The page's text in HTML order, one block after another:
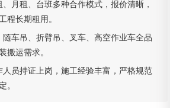
、月租、台班多种合作模式，报价清晰，
程长期租用。
随车吊、折臂吊、叉车、高空作业车全品
搬运需求。
人员持证上岗，施工经验丰富，严格规范
。